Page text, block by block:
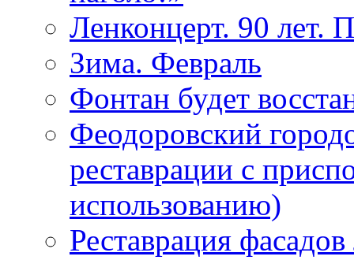
Ленконцерт. 90 лет.
Зима. Февраль
Фонтан будет
Феодоровский
реставрации с
использованию)
Реставрация